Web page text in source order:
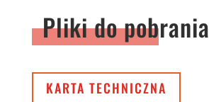
Pliki do pobrania
KARTA TECHNICZNA